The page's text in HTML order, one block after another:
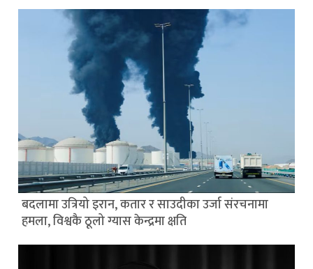
बदलामा उत्रियो इरान, कतार र साउदीका उर्जा संरचनामा
हमला, विश्वकै ठूलो ग्यास केन्द्रमा क्षति